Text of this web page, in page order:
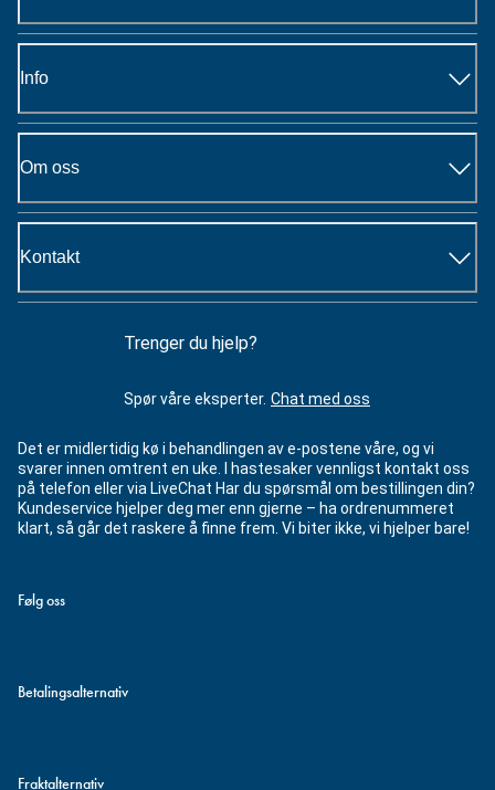
Info
Om oss
Kontakt
Trenger du hjelp?
Spør våre eksperter. Chat med oss
Det er midlertidig kø i behandlingen av e-postene våre, og vi
svarer innen omtrent en uke. I hastesaker vennligst kontakt oss
på telefon eller via LiveChat Har du spørsmål om bestillingen din?
Kundeservice hjelper deg mer enn gjerne – ha ordrenummeret
klart, så går det raskere å finne frem. Vi biter ikke, vi hjelper bare!
Følg oss
Betalingsalternativ
Fraktalternativ